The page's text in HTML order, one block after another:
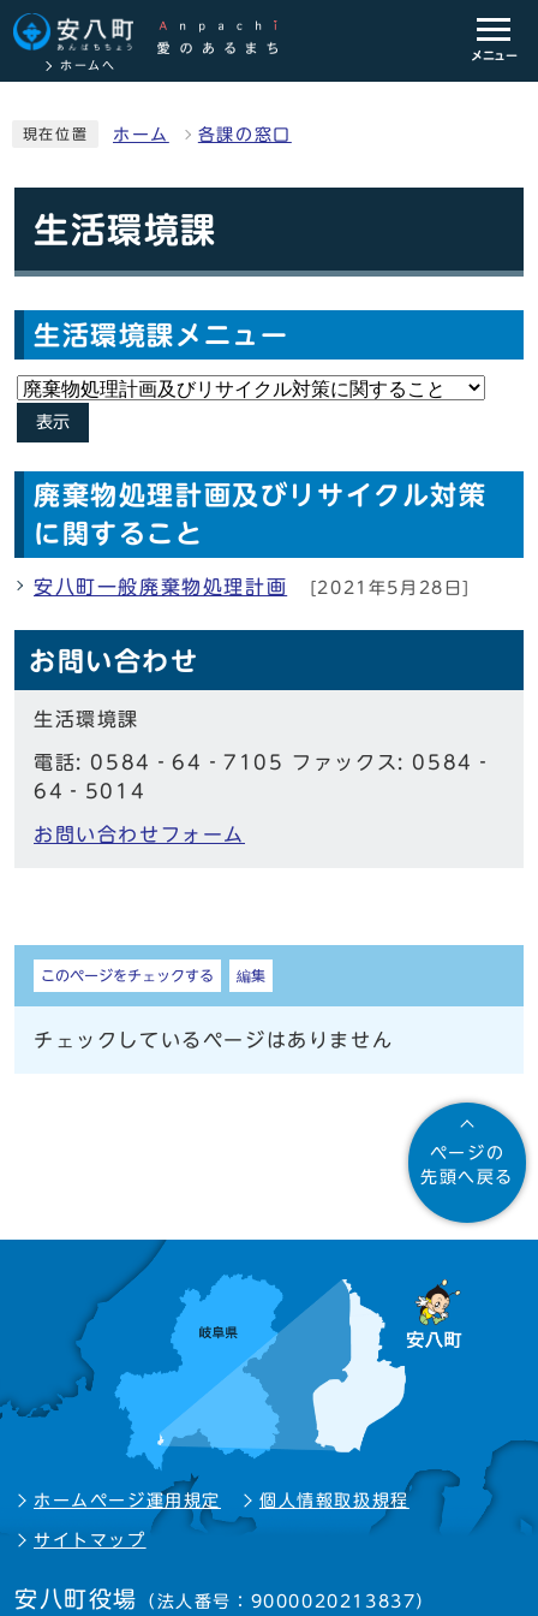
ホームへ
メニュー
現在位置 ホーム 各課の窓口
生活環境課
生活環境課メニュー
表示
廃棄物処理計画及びリサイクル対策
に関すること
安八町一般廃棄物処理計画 [2021年5月28日]
お問い合わせ
生活環境課
電話: 0584‐64‐7105 ファックス: 0584‐
64‐5014
お問い合わせフォーム
しおり
このページをチェックする 編集
チェックしているページはありません
ページの
先頭へ戻る
ホームページ運用規定 個人情報取扱規程
サイトマップ
安八町役場 （法人番号：9000020213837）